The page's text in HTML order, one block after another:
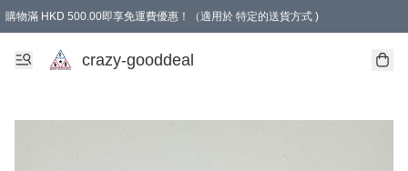
購物滿 HKD 500.00即享免運費優惠！（適用於 特定的送貨方式 )
成為會員可享免費禮品
crazy-gooddeal